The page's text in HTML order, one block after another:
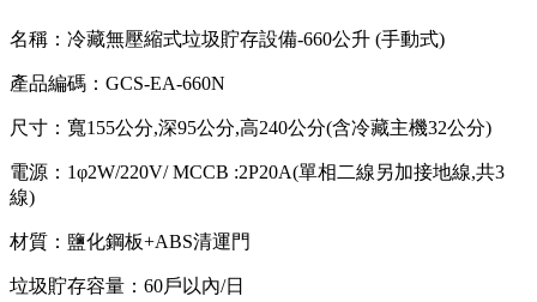
名稱：冷藏無壓縮式垃圾貯存設備-660公升 (手動式)
產品編碼：GCS-EA-660N
尺寸：寬155公分,深95公分,高240公分(含冷藏主機32公分)
電源：1φ2W/220V/ MCCB :2P20A(單相二線另加接地線,共3
線)
材質：鹽化鋼板+ABS清運門
垃圾貯存容量：60戶以內/日